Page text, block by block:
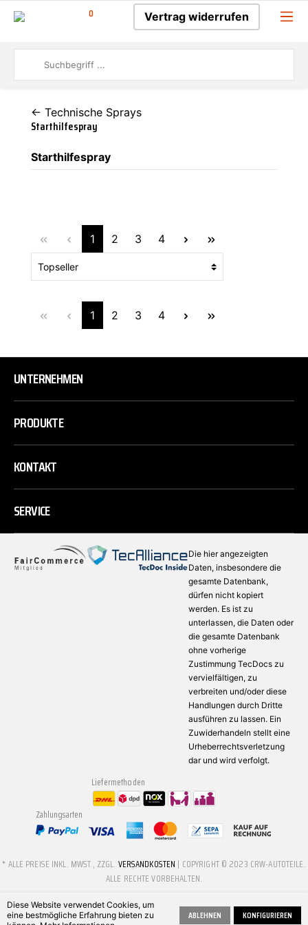
0 Vertrag widerrufen
← Technische Sprays
Starthilfespray
Starthilfespray
1 2 3 4
1 2 3 4
UNTERNEHMEN
PRODUKTE
KONTAKT
SERVICE
Die hier angezeigten
Daten, insbesondere die
gesamte Datenbank,
dürfen nicht kopiert
werden. Es ist zu
unterlassen, die Daten oder
die gesamte Datenbank
ohne vorherige
Zustimmung TecDocs zu
vervielfältigen, zu
verbreiten und/oder diese
Handlungen durch Dritte
ausführen zu lassen. Ein
Zuwiderhandeln stellt eine
Urheberrechtsverletzung
dar und wird verfolgt.
Liefermethoden
Zahlungsarten
* ALLE PREISE INKL. MWST., ZZGL. VERSANDKOSTEN | COPYRIGHT © 2023 CRW-AUTOTEILE.
ALLE RECHTE VORBEHALTEN.
Diese Website verwendet Cookies, um
eine bestmögliche Erfahrung bieten zu
ABLEHNEN KONFIGURIEREN